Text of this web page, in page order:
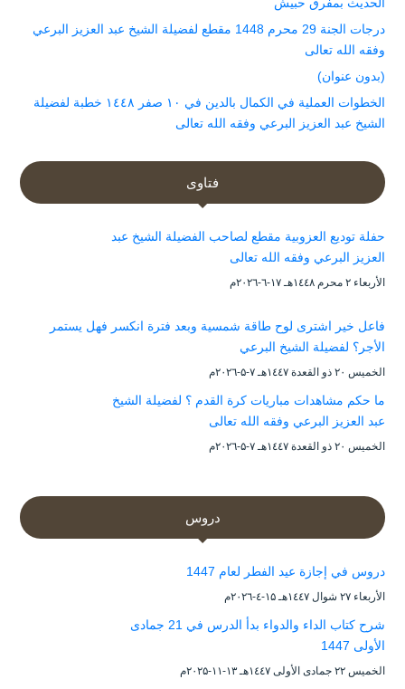
درجات الجنة 29 محرم 1448 مقطع لفضيلة الشيخ عبد العزيز البرعي
وفقه الله تعالى
(بدون عنوان)
الخطوات العملية في الكمال بالدين في ١٠ صفر ١٤٤٨ خطبة لفضيلة
الشيخ عبد العزيز البرعي وفقه الله تعالى
فتاوى
حفلة توديع العزوبية مقطع لصاحب الفضيلة الشيخ عبد
العزيز البرعي وفقه الله تعالى
الأربعاء ۲ محرم ۱٤٤۸هـ ۱۷-٦-۲۰۲٦م
فاعل خير اشترى لوح طاقة شمسية وبعد فترة انكسر فهل يستمر
الأجر؟ لفضيلة الشيخ البرعي
الخميس ۲۰ ذو القعدة ۱٤٤۷هـ ۷-۵-۲۰۲٦م
ما حكم مشاهدات مباريات كرة القدم ؟ لفضيلة الشيخ
عبد العزيز البرعي وفقه الله تعالى
الخميس ۲۰ ذو القعدة ۱٤٤۷هـ ۷-۵-۲۰۲٦م
دروس
دروس في إجازة عيد الفطر لعام 1447
الأربعاء ۲۷ شوال ۱٤٤۷هـ ۱۵-٤-۲۰۲٦م
شرح كتاب الداء والدواء بدأ الدرس في 21 جمادى
الأولى 1447
الخميس ۲۲ جمادى الأولى ۱٤٤۷هـ ۱۳-۱۱-۲۰۲۵م